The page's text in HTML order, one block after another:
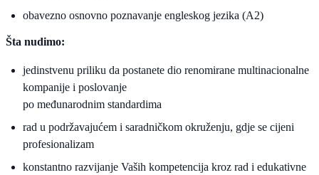
obavezno osnovno poznavanje engleskog jezika (A2)
Šta nudimo:
jedinstvenu priliku da postanete dio renomirane multinacionalne
kompanije i poslovanje
po međunarodnim standardima
rad u podržavajućem i saradničkom okruženju, gdje se cijeni
profesionalizam
konstantno razvijanje Vaših kompetencija kroz rad i edukativne